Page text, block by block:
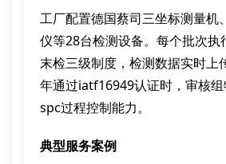
工厂配置德国蔡司三坐标测量机
仪等28台检测设备。每个批次执
末检三级制度，检测数据实时上
年通过iatf16949认证时，审核
spc过程控制能力。
典型服务案例